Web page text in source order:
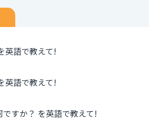
英語で教えて!
英語で教えて!
ですか？ を英語で教えて!